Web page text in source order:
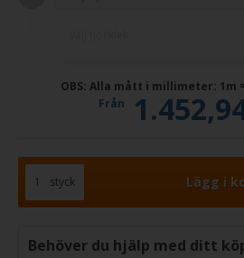
OBS: Alla mått i millimeter: 1m
Från
styck
Behöver du hjälp med ditt